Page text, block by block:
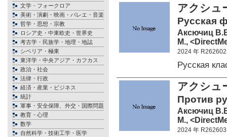
文学・フォークロア
美術・演劇・映画・バレエ・音楽
哲学・思想・宗教
ロシア史・中東欧史・世界史
考古学・民族学・地理・地誌
シベリア・極東
東洋学・中央アジア・カフカス
政治・社会
法律・行政
経済・産業・ビジネス
統計
軍事・安全保障、外交・国際問題
教育・心理
数学
自然科学・技術工学・医学
アクシ
Русская
Аксючиц
М.,
2024 年 R262602
Русская
アクシ
Против
Аксючиц
М.,
2024 年 R262603